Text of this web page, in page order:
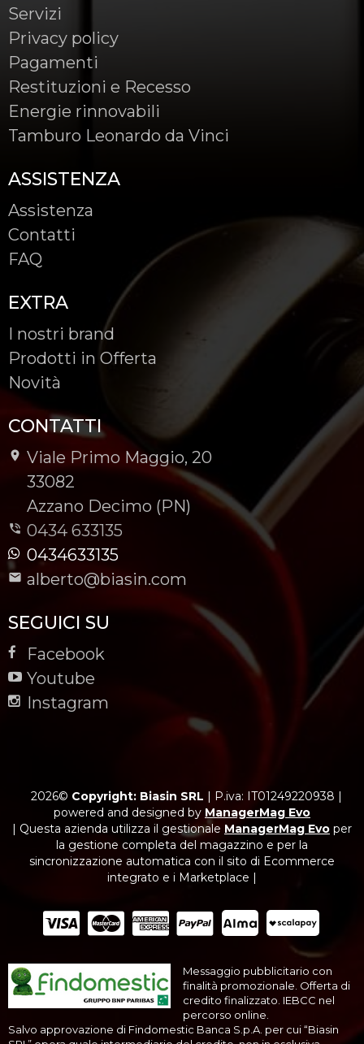
Servizi
Privacy policy
Pagamenti
Restituzioni e Recesso
Energie rinnovabili
Tamburo Leonardo da Vinci
ASSISTENZA
Assistenza
Contatti
FAQ
EXTRA
I nostri brand
Prodotti in Offerta
Novità
CONTATTI
Viale Primo Maggio, 20
-
33082
-
Azzano Decimo (PN)
0434 633135
0434633135
alberto@biasin.com
SEGUICI SU
Facebook
Youtube
Instagram
2026© Copyright: Biasin SRL | P.iva: IT01249220938 |
powered and designed by ManagerMag Evo
| Questa azienda utilizza il gestionale ManagerMag Evo per
la gestione completa del magazzino e per la
sincronizzazione automatica con il sito di Ecommerce
integrato e i Marketplace |
Messaggio pubblicitario con
finalità promozionale. Offerta di
credito finalizzato. IEBCC nel
percorso online.
Salvo approvazione di Findomestic Banca S.p.A. per cui “Biasin